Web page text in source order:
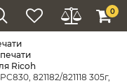
0
Ricoh
821182/821118 305г,